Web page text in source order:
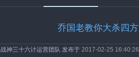
乔国老教你大杀四方
战神三十六计运营团队 发布于 2017-02-25 16:40:26